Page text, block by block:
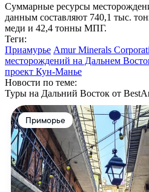
Суммарные ресурсы
данным составляют 740,1 тыс.
меди и 42,4 тонны МПГ.
Теги:
Приамурье Amur Minerals
месторождений на Дальнем
проект Кун-Манье
Новости по теме:
Туры на Дальний Восток от